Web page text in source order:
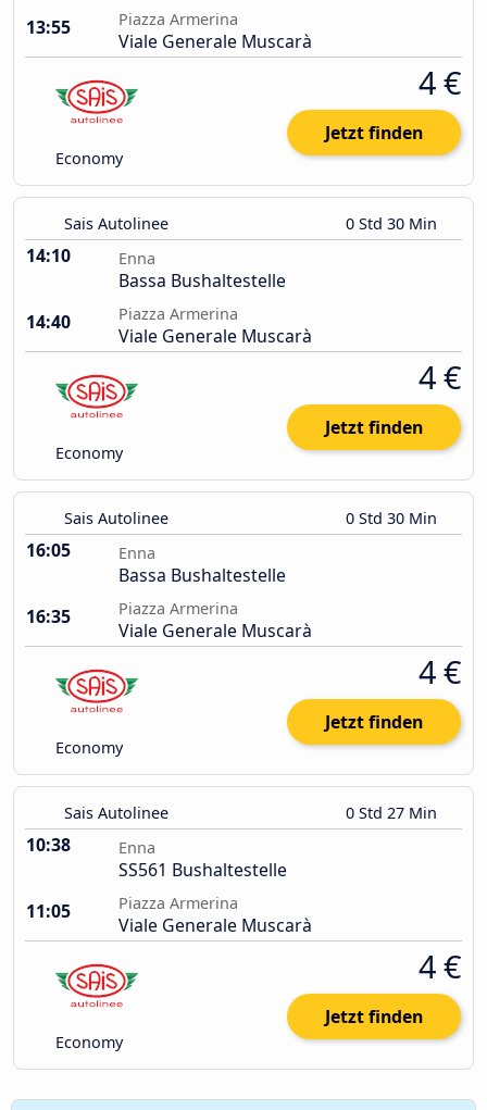
13:55
Piazza Armerina
Viale Generale Muscarà
Economy
4 €
Jetzt finden
Sais Autolinee 0 Std 30 Min
14:10 Enna
Bassa Bushaltestelle
14:40
Piazza Armerina
Viale Generale Muscarà
Economy
4 €
Jetzt finden
Sais Autolinee 0 Std 30 Min
16:05 Enna
Bassa Bushaltestelle
16:35
Piazza Armerina
Viale Generale Muscarà
Economy
4 €
Jetzt finden
Sais Autolinee 0 Std 27 Min
10:38 Enna
SS561 Bushaltestelle
11:05
Piazza Armerina
Viale Generale Muscarà
Economy
4 €
Jetzt finden